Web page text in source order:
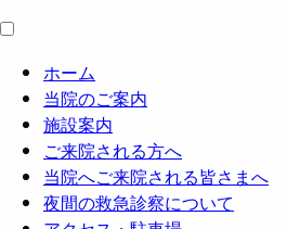
ホーム
当院のご案内
施設案内
ご来院される方へ
当院へご来院される皆さまへ
夜間の救急診察について